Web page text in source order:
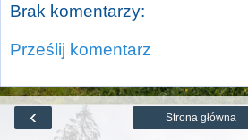
Brak komentarzy:
Prześlij komentarz
‹ Strona główna